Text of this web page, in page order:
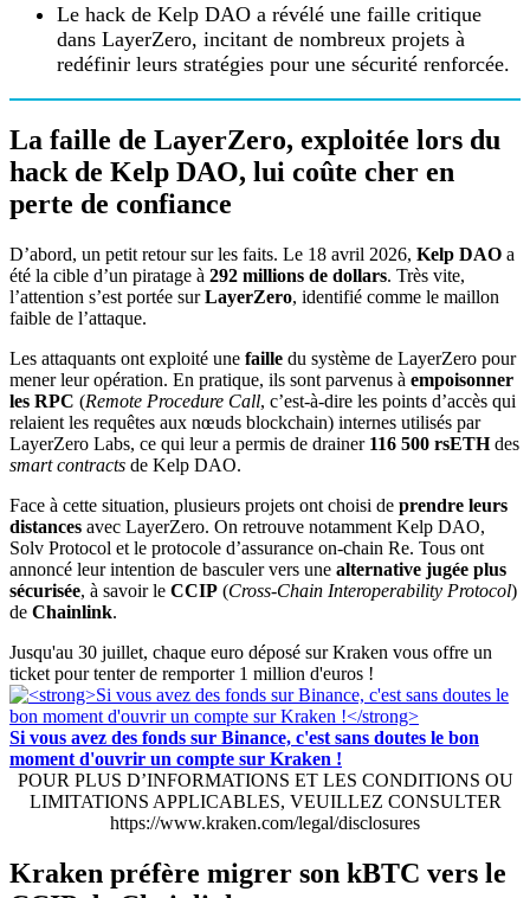
Le hack de Kelp DAO a révélé une faille critique
dans LayerZero, incitant de nombreux projets à
redéfinir leurs stratégies pour une sécurité renforcée.
La faille de LayerZero, exploitée lors du
hack de Kelp DAO, lui coûte cher en
perte de confiance
D’abord, un petit retour sur les faits. Le 18 avril 2026, Kelp DAO a
été la cible d’un piratage à 292 millions de dollars. Très vite,
l’attention s’est portée surLayerZero, identifié comme le maillon
faible de l’attaque.
Les attaquants ont exploité une faille du système de LayerZero pour
mener leur opération. En pratique, ils sont parvenus à empoisonner
les RPC (Remote Procedure Call, c’est-à-dire les points d’accès qui
relaient les requêtes aux nœuds blockchain) internes utilisés par
LayerZero Labs, ce qui leur a permis de drainer 116 500 rsETHdes
smart contracts de Kelp DAO.
Face à cette situation, plusieurs projets ont choisi de prendre leurs
distances avec LayerZero. On retrouve notamment Kelp DAO,
Solv Protocol et le protocole d’assurance on-chain Re. Tous ont
annoncé leur intention de basculer vers une alternative jugée plus
sécurisée, à savoir le CCIP (Cross-Chain Interoperability Protocol)
de Chainlink.
Jusqu'au 30 juillet, chaque euro déposé sur Kraken vous offre un
ticket pour tenter de remporter 1 million d'euros !
Si vous avez des fonds sur Binance, c'est sans doutes le bon
moment d'ouvrir un compte sur Kraken !
POUR PLUS D’INFORMATIONS ET LES CONDITIONS OU
LIMITATIONS APPLICABLES, VEUILLEZ CONSULTER
https://www.kraken.com/legal/disclosures
Kraken préfère migrer son kBTC vers le